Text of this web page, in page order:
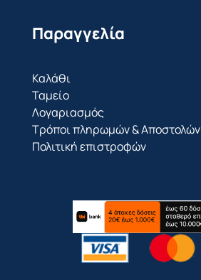
Παραγγελία
Καλάθι
Ταμείο
Λογαριασμός
Τρόποι πληρωμών & Αποστολών
Πολιτική επιστροφών